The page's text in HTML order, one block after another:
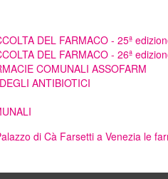
DEL FARMACO - 25ª
DEL FARMACO - 26ª
COMUNALI ASSOFARM
ANTIBIOTICI
di Cà Farsetti a Venezia le